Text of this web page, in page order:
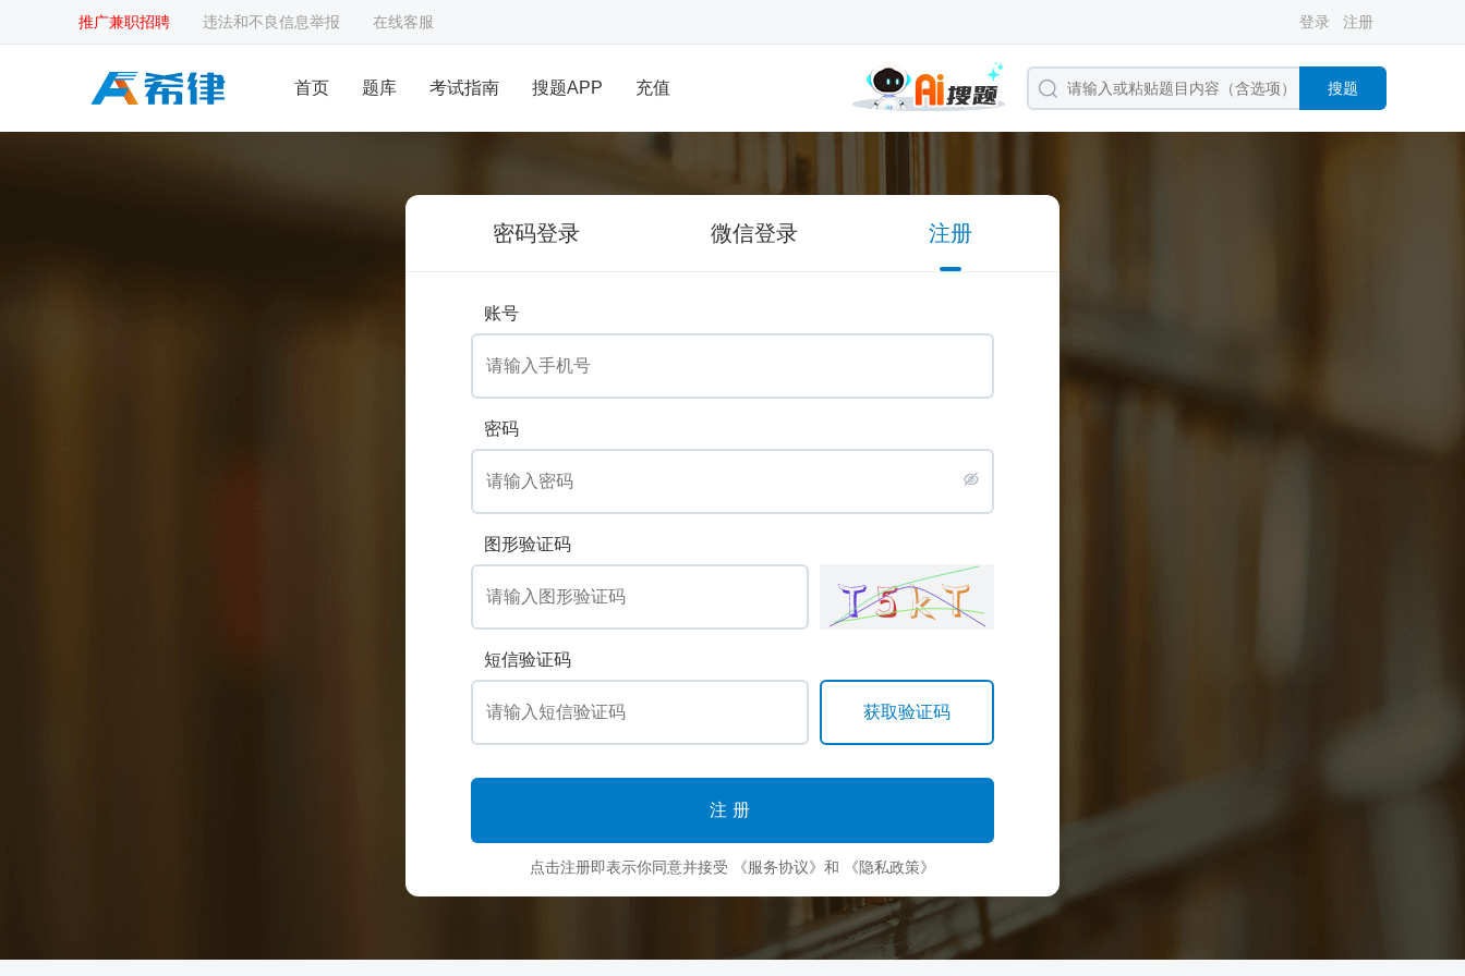
推广兼职招聘 违法和不良信息举报 在线客服 登录 注册
首页 题库 考试指南 搜题APP 充值 搜题
密码登录 微信登录 注册
账号
密码
图形验证码
短信验证码
注册
点击注册即表示你同意并接受 《服务协议》 和 《隐私政策》